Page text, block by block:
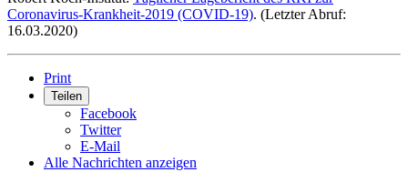
Coronavirus-Krankheit-2019 (COVID-19). (Letzter Abruf:
16.03.2020)
Print
Teilen
Facebook
Twitter
E-Mail
Alle Nachrichten anzeigen